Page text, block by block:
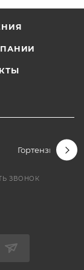
Гортензии
ЗВОНОК